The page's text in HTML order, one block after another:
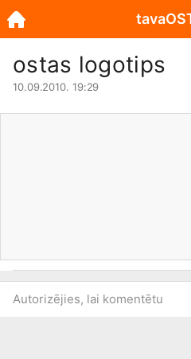
ostas logotips
10.09.2010. 19:29
Autorizējies, lai komentētu